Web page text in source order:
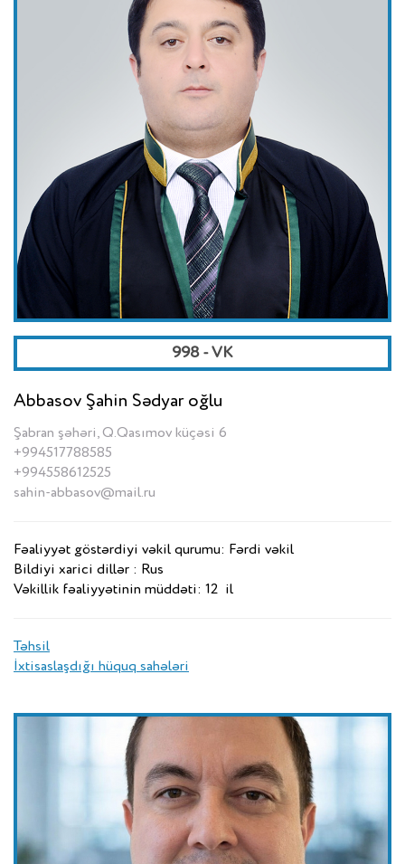
998 - VK
Abbasov Şahin Sədyar oğlu
Şabran şəhəri, Q.Qasımov küçəsi 6
+994517788585
+994558612525
sahin-abbasov@mail.ru
Fəaliyyət göstərdiyi vəkil qurumu: Fərdi vəkil
Bildiyi xarici dillər : Rus
Vəkillik fəaliyyətinin müddəti: 12 il
Təhsil
İxtisaslaşdığı hüquq sahələri